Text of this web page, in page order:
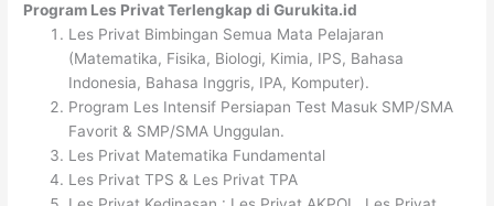
Program Les Privat Terlengkap di Gurukita.id
Les Privat Bimbingan Semua Mata Pelajaran
(Matematika, Fisika, Biologi, Kimia, IPS, Bahasa
Indonesia, Bahasa Inggris, IPA, Komputer).
Program Les Intensif Persiapan Test Masuk SMP/SMA
Favorit & SMP/SMA Unggulan.
Les Privat Matematika Fundamental
Les Privat TPS & Les Privat TPA